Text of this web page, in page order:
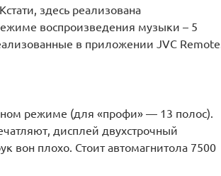
здесь реализована
воспроизведения музыки – 5
в приложении JVC Remote.
режиме (для «профи» — 13 полос).
дисплей двухстрочный
вон плохо. Стоит автомагнитола 7500